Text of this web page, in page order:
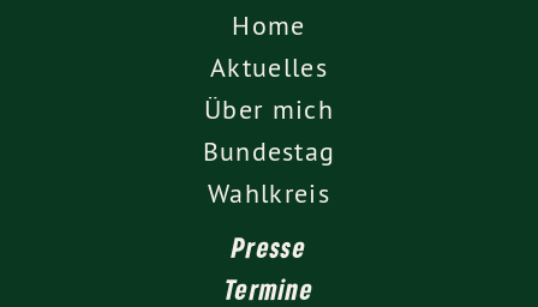
Home
Aktuelles
Über mich
Bundestag
Wahlkreis
Presse
Termine